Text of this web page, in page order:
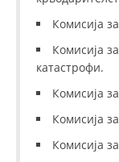
Комисија
Комисија
катастрофи.
Комисија
Комисија
Комисија